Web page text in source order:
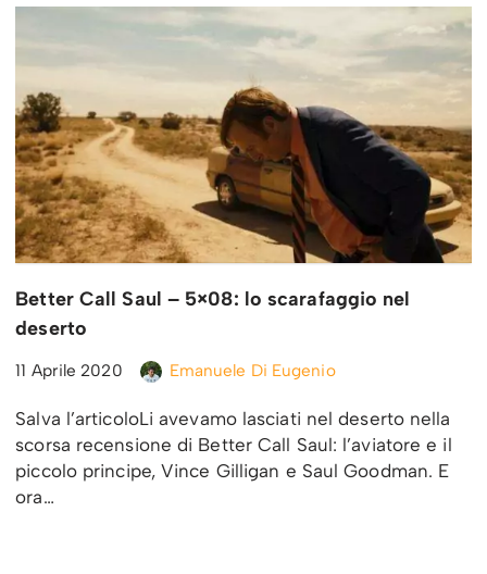
Better Call Saul – 5×08: lo scarafaggio nel
deserto
11 Aprile 2020 Emanuele Di Eugenio
Salva l’articoloLi avevamo lasciati nel deserto nella
scorsa recensione di Better Call Saul: l’aviatore e il
piccolo principe, Vince Gilligan e Saul Goodman. E
ora…